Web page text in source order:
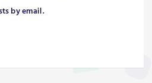
by email.